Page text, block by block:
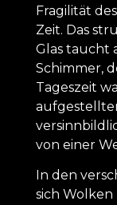
Fragilität
Zeit. Das
Glas taucht
Schimmer,
Tageszeit
von einer
In den
sich Wolken